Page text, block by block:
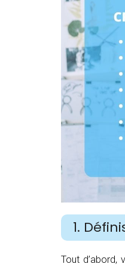
1.
Tout d’abord,